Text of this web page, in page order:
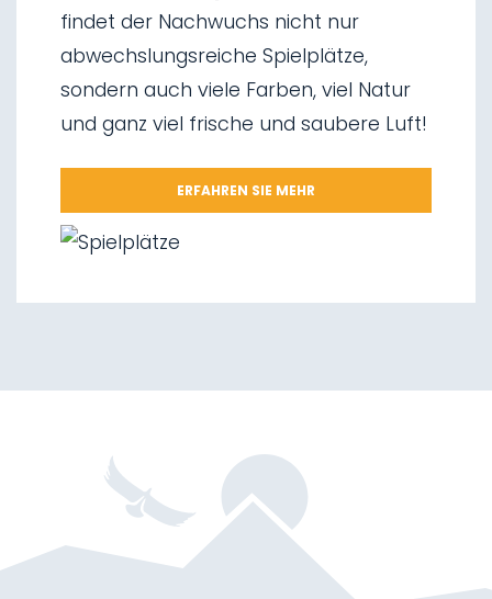
Wasserfälle von Saent
Wasserfälle von Valorz
Hängebrücke
Wegnetz „Via delle Malghe“
findet der Nachwuchs nicht nur
abwechslungsreiche Spielplätze,
sondern auch viele Farben, viel Natur
und ganz viel frische und saubere Luft!
ERFAHREN SIE MEHR